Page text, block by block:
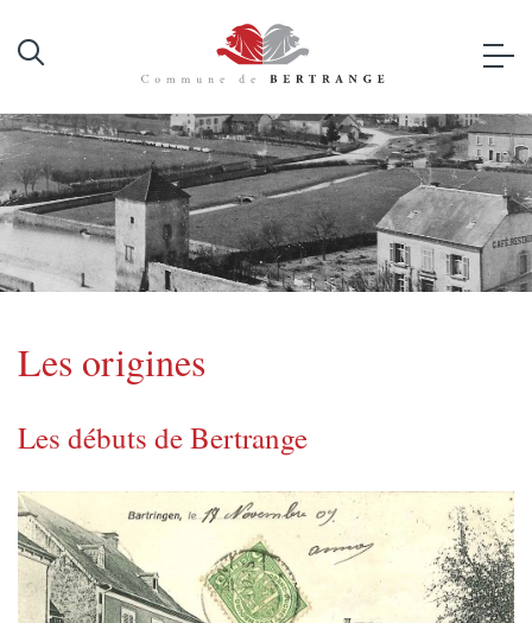
Les origines
Les débuts de Bertrange